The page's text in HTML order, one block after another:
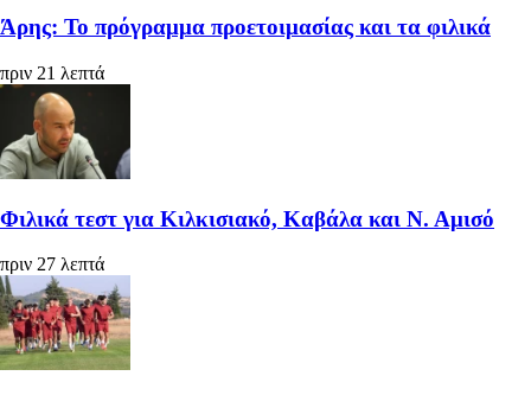
Άρης: Το πρόγραμμα προετοιμασίας και τα φιλικά
πριν 21 λεπτά
Φιλικά τεστ για Κιλκισιακό, Καβάλα και Ν. Αμισό
πριν 27 λεπτά